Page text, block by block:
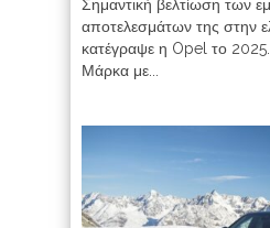
Σημαντική βελτίωση των
αποτελεσμάτων της στην
κατέγραψε η Opel το 2025.
Μάρκα με...